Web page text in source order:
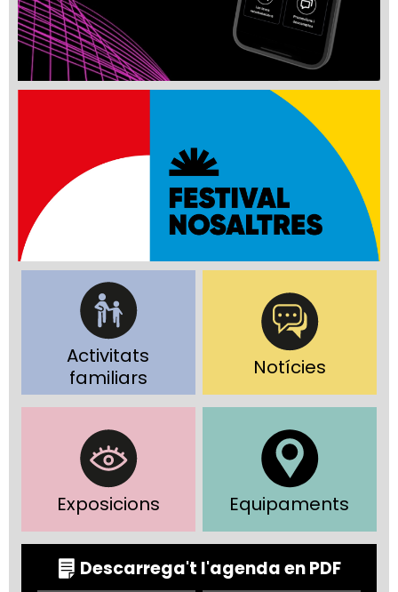
Activitats
familiars
Notícies
Exposicions Equipaments
Descarrega't l'agenda en PDF